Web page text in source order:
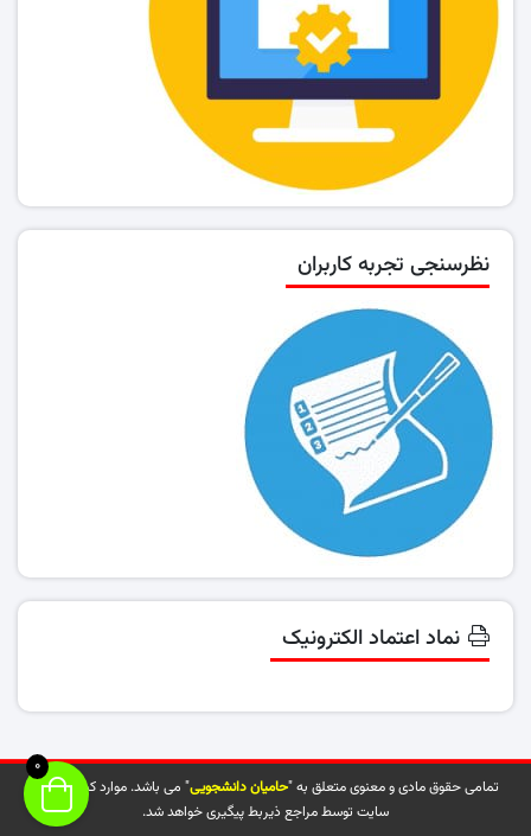
نظرسنجی تجربه کاربران
نماد اعتماد الکترونیک
تمامی حقوق مادی و معنوی متعلق به "حامیان دانشجویی" می باشد. موارد کپی شده از
سایت توسط مراجع ذیربط پیگیری خواهد شد.
0